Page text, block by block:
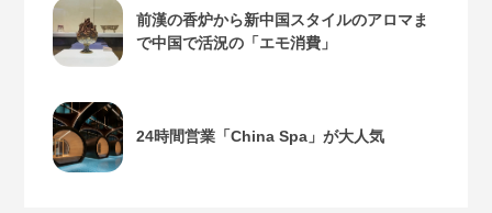
前漢の香炉から新中国スタイルのアロマま
で中国で活況の「エモ消費」
24時間営業「China Spa」が大人気